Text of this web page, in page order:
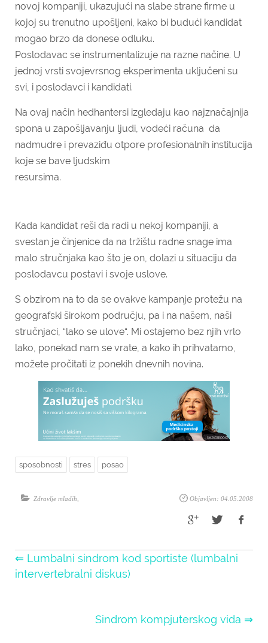
novoj kompaniji, ukazujući na slabe strane firme u
kojoj su trenutno upošljeni, kako bi budući kandidat
mogao brzo da donese odluku.
Poslodavac se instrumentalizuje na razne načine. U
jednoj vrsti svojevrsnog eksperimenta uključeni su
svi, i poslodavci i kandidati.
Na ovaj način hedhantersi izgledaju kao najznačajnija
spona u zapošljavanju ljudi, vodeći računa da
nadmudre i prevaziđu otpore profesionalnih institucija
koje se bave ljudskim
Kada kandidat reši da radi u nekoj kompaniji, a
svestan je činjenice da na tržištu radne snage ima
malo stručnjaka kao što je on, dolazi u situaciju da
poslodavcu postavi i svoje uslove.
S obzirom na to da se ovakve kampanje protežu na
geografski širokom području, pa i na našem, naši
stručnjaci, “lako se ulove“. Mi ostajemo bez njih vrlo
lako, ponekad nam se vrate, a kako ih prihvatamo,
možete pročitati iz ponekih dnevnih novina.
sposobnosti stres posao
Objavljen: 04.05.2008
Zdravlje mladih
⇐ Lumbalni sindrom kod sportiste (lumbalni
intervertebralni diskus)
Sindrom kompjuterskog vida ⇒